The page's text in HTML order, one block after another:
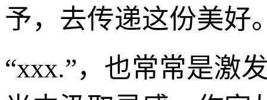
予，去传递这份美好
“xxx.”，也常常是激